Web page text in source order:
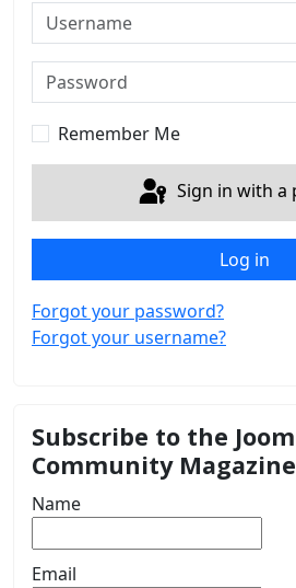
Username
Password
Remember Me
Sign in with a
Log in
Forgot your password?
Forgot your username?
Subscribe to the
Community
Name
Email